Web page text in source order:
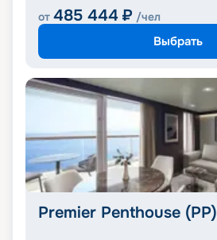
от 485 444 ₽ /чел
Выбрать
Premier Penthouse (PP)